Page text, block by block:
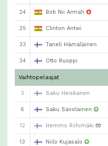
24 Bob Nii Armah
25 Clinton Antwi
33 Taneli Hämäläinen
34 Otto Ruoppi
Vaihtopelaajat
3 Saku Heiskanen
6 Saku Savolainen
12 Hemmo Riihimäki 🧤
13 Niilo Kujasalo